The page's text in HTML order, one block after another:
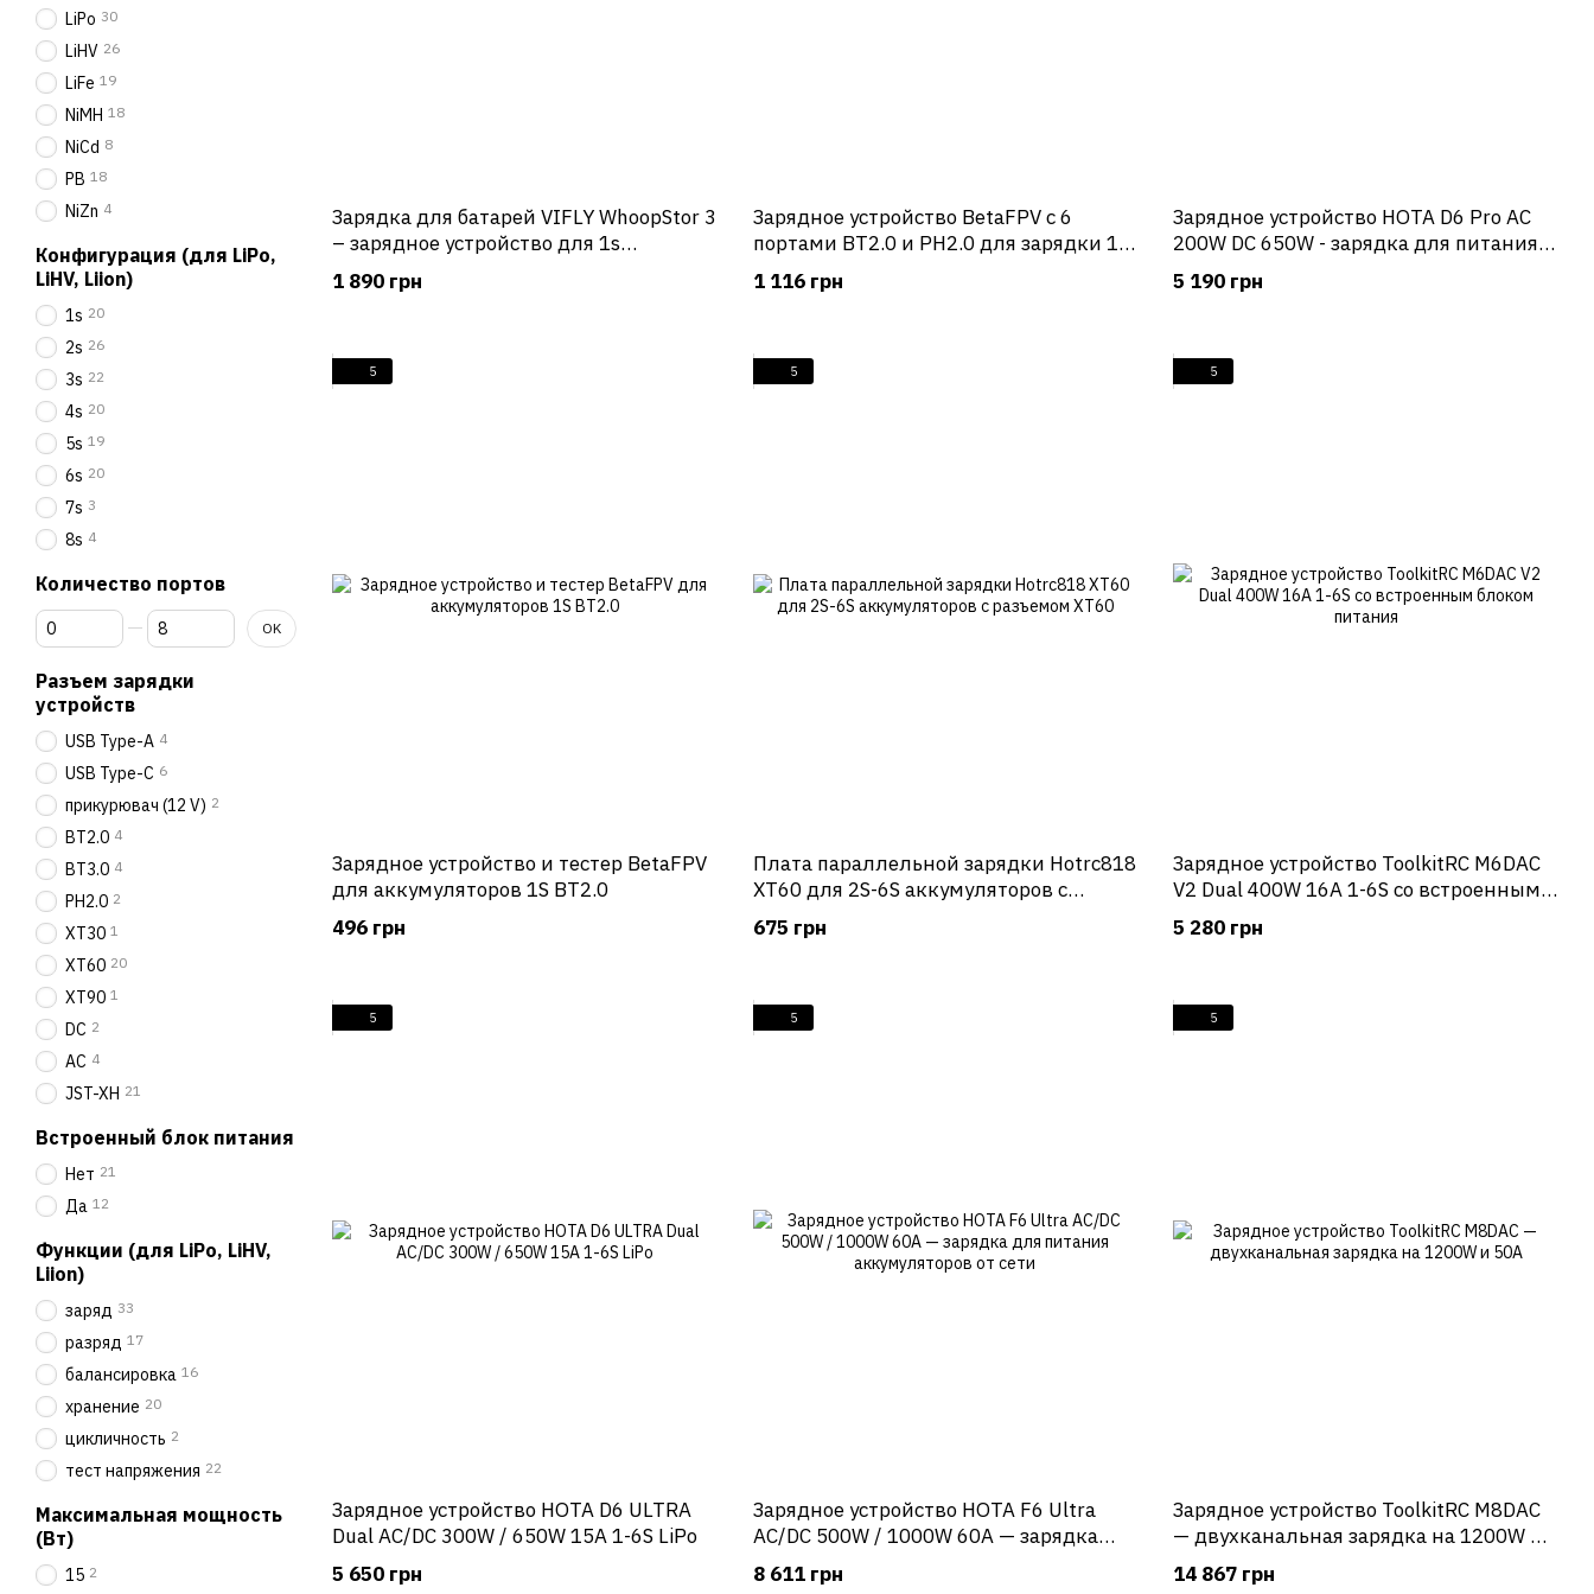
Зарядка для батарей VIFLY WhoopStor 3
– зарядное устройство для 1s
аккумуляторов
1 890 грн
Зарядное устройство BetaFPV с 6
портами BT2.0 и PH2.0 для зарядки 1S
аккумуляторов
1 116 грн
Зарядное устройство HOTA D6 Pro AC
200W DC 650W - зарядка для питания
аккумуляторов от сети
5 190 грн
5
Зарядное устройство и тестер BetaFPV
для аккумуляторов 1S BT2.0
496 грн
5
Плата параллельной зарядки Hotrc818
XT60 для 2S-6S аккумуляторов с
разъемом XT60
675 грн
5
Зарядное устройство ToolkitRC M6DAC
V2 Dual 400W 16A 1-6S со встроенным
блоком питания
5 280 грн
5
Зарядное устройство HOTA D6 ULTRA
Dual AC/DC 300W / 650W 15A 1-6S LiPo
5 650 грн
5
Зарядное устройство HOTA F6 Ultra
AC/DC 500W / 1000W 60A — зарядка
для питания аккумуляторов от сети
8 611 грн
5
Зарядное устройство ToolkitRC M8DAC
— двухканальная зарядка на 1200W и
50A
14 867 грн
LiPo 30
LiHV 26
LiFe 19
NiMH 18
NiCd 8
PB 18
NiZn 4
Конфигурация (для LiPo,
LiHV, Liion)
1s 20
2s 26
3s 22
4s 20
5s 19
6s 20
7s 3
8s 4
Количество портов
От Количество портов
До Количество портов OK
Разъем зарядки
устройств
USB Type-A 4
USB Type-C 6
прикурювач (12 V) 2
BT2.0 4
BT3.0 4
PH2.0 2
XT30 1
XT60 20
XT90 1
DC 2
AC 4
JST-XH 21
Встроенный блок питания
Нет 21
Да 12
Функции (для LiPo, LiHV,
Liion)
заряд 33
разряд 17
балансировка 16
хранение 20
цикличность 2
тест напряжения 22
Максимальная мощность
(Вт)
15 2